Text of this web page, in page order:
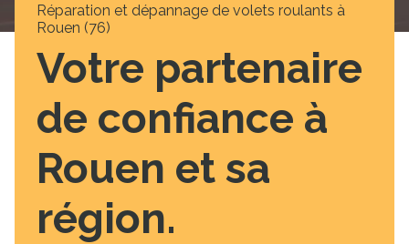
Réparation et dépannage de volets roulants à
Rouen (76)
Votre partenaire
de confiance à
Rouen et sa
région.